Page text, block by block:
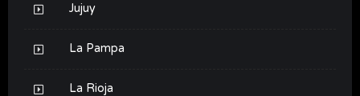
Jujuy
La Pampa
La Rioja